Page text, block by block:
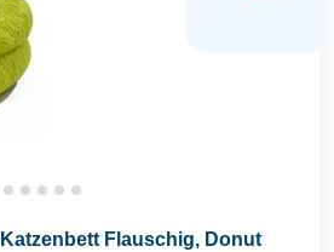
Flauschig, Donut